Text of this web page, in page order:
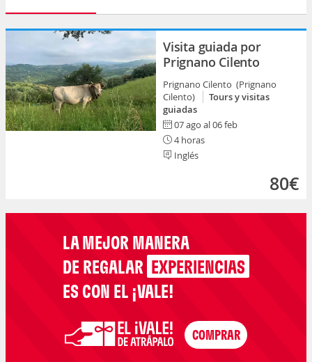
Visita guiada por
Prignano Cilento
Prignano Cilento (Prignano
Cilento)
Tours y visitas
guiadas
07 ago al 06 feb
4 horas
Inglés
80€
LA MEJOR MANERA
DE REGALAR EXPERIENCIAS
ES CON EL ¡VALE!